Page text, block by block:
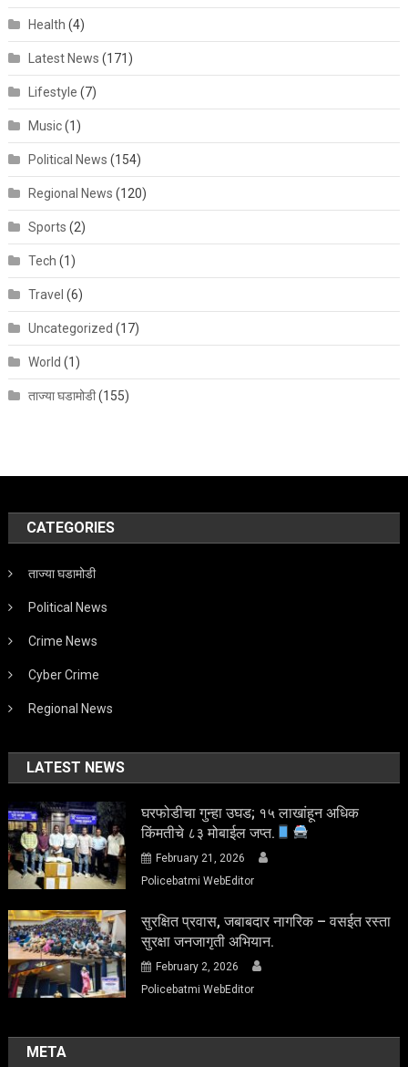
Health (4)
Latest News (171)
Lifestyle (7)
Music(1)
Political News (154)
Regional News (120)
Sports (2)
Tech (1)
Travel (6)
Uncategorized (17)
World (1)
ताज्या घडामोडी(155)
CATEGORIES
ताज्या घडामोडी
Political News
Crime News
Cyber Crime
Regional News
LATEST NEWS
घरफोडीचा गुन्हा उघड; १५ लाखांहून अधिक
किंमतीचे ८३ मोबाईल जप्त.
February 21, 2026
Policebatmi WebEditor
सुरक्षित प्रवास, जबाबदार नागरिक – वसईत रस्ता
सुरक्षा जनजागृती अभियान.
February 2, 2026
Policebatmi WebEditor
META